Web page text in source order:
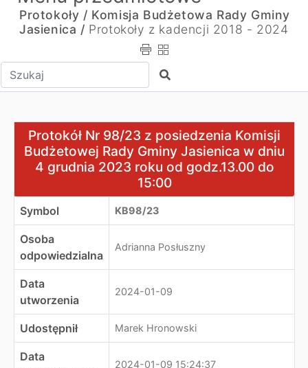
Protokoły / Komisja Budżetowa Rady Gminy
Jasienica / Protokoły z kadencji 2018 - 2024
Wpisz tekst do wyszukania Szukaj
Protokół Nr 98/23 z posiedzenia Komisji Budżetowej
Protokół Nr 98/23 z posiedzenia Komisji
Budżetowej Rady Gminy Jasienica w dniu
4 grudnia 2023 roku od godz.13.00 do
15:00
Symbol KB98/23
Osoba
odpowiedzialna
Adrianna Posłuszny
Data
utworzenia
2024-01-09
Udostępnił Marek Hronowski
Data
2024-01-09 15:24:37